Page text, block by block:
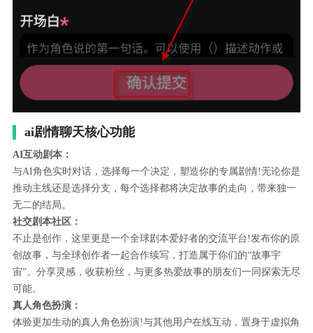
ai剧情聊天核心功能
AI互动剧本：
与AI角色实时对话，选择每一个决定，塑造你的专属剧情!无论你是
推动主线还是选择分支，每个选择都将决定故事的走向，带来独一
无二的结局。
社交剧本社区：
不止是创作，这里更是一个全球剧本爱好者的交流平台!发布你的原
创故事，与全球创作者一起合作续写，打造属于你们的“故事宇
宙”。分享灵感，收获粉丝，与更多热爱故事的朋友们一同探索无尽
可能。
真人角色扮演：
体验更加生动的真人角色扮演!与其他用户在线互动，置身于虚拟角